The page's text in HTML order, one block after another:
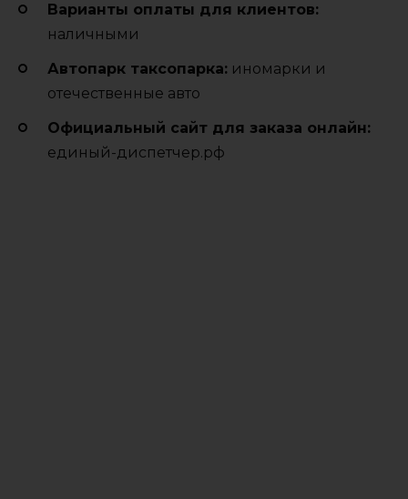
Варианты оплаты для клиентов:
наличными
Автопарк таксопарка: иномарки и
отечественные авто
Официальный сайт для заказа онлайн:
единый-диспетчер.рф